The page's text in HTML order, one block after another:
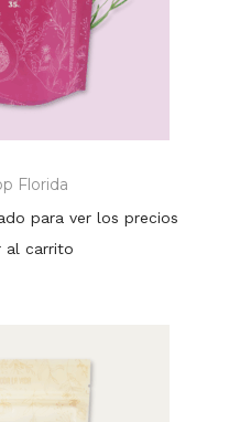
Florida
para ver los precios
al carrito